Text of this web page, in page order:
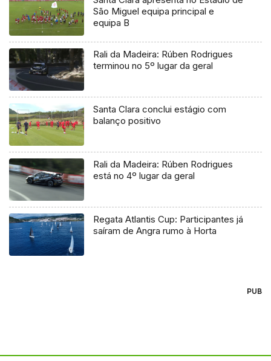
São Miguel equipa principal e
equipa B
Rali da Madeira: Rúben Rodrigues
terminou no 5º lugar da geral
Santa Clara conclui estágio com
balanço positivo
Rali da Madeira: Rúben Rodrigues
está no 4º lugar da geral
Regata Atlantis Cup: Participantes já
saíram de Angra rumo à Horta
PUB